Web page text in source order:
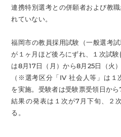
連携特別選考との併願者および教
れていない。
福岡市の教員採用試験（一般選考
が１ヶ月ほど後ろにずれ、１次試
は8月17日（月）から8月25日（火
（※選考区分「IV 社会人等」は１
を実施。受験者は受験票受領日から
結果の発表は１次が7月下旬、２
る。